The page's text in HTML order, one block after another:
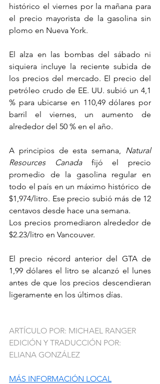
histórico el viernes por la mañana para
el precio mayorista de la gasolina sin
plomo en Nueva York.
El alza en las bombas del sábado ni
siquiera incluye la reciente subida de
los precios del mercado. El precio del
petróleo crudo de EE. UU. subió un 4,1
% para ubicarse en 110,49 dólares por
barril el viernes, un aumento de
alrededor del 50 % en el año.
A principios de esta semana,
Natural
Resources Canada fijó el precio
promedio de la gasolina regular en
todo el país en un máximo histórico de
$1,974/litro. Ese precio subió más de 12
centavos desde hace una semana.
Los precios promediaron alrededor de
$2.23/litro en Vancouver.
El precio récord anterior del GTA de
1,99 dólares el litro se alcanzó el lunes
antes de que los precios descendieran
ligeramente en los últimos días.
ARTÍCULO POR: MICHAEL RANGER
EDICIÓN Y TRADUCCIÓN POR:
ELIANA GONZÁLEZ
MÁS INFORMACIÓN LOCAL